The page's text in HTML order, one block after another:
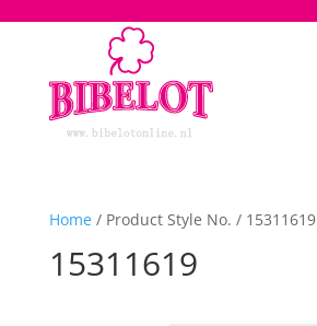
Home/ Product Style No. / 15311619
15311619